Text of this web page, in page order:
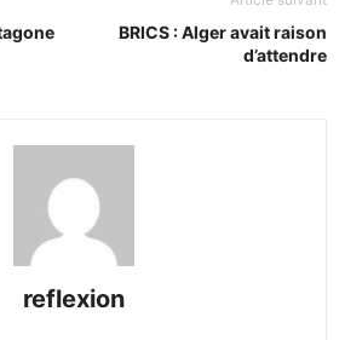
BRICS : Alger avait raison
d’attendre
reflexion